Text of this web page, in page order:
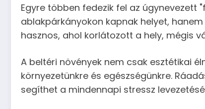
Egyre többen fedezik fel az úgynevezett
ablakpárkányokon kapnak helyet,
hasznos, ahol korlátozott a hely, mégis
A beltéri növények nem csak esztétikai
környezetünkre és egészségünkre.
segíthet a mindennapi stressz